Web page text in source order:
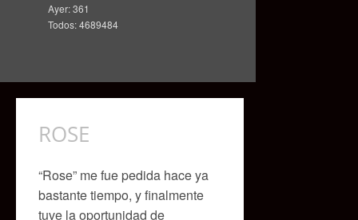
Ayer: 361
Todos: 4689484
ROSE
“Rose” me fue pedida hace ya
bastante tiempo, y finalmente
tuve la oportunidad de